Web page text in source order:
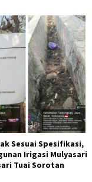
Sesuai Spesifikasi,
Irigasi Mulyasari
Tuai Sorotan